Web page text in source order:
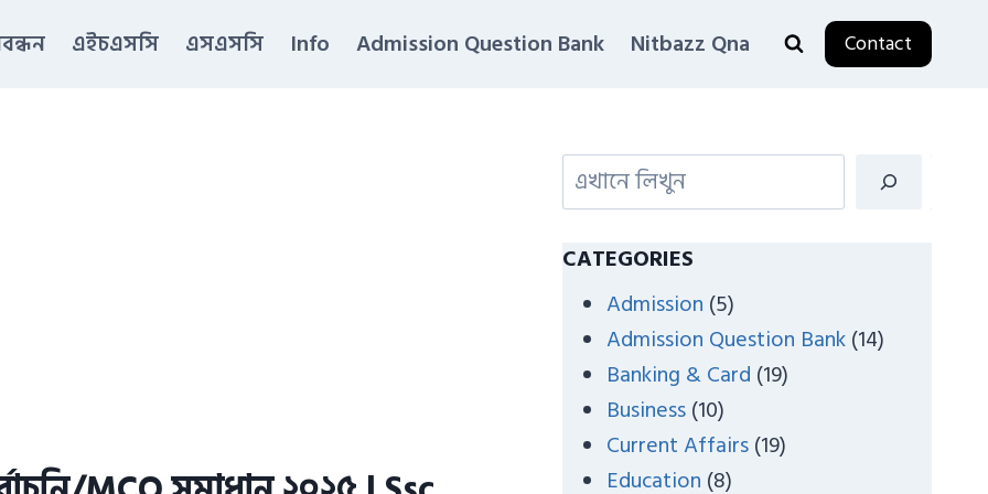
এইচএসসি এসএসসি Info Admission Question Bank Nitbazz Qna Contact
e
h
CATEGORIES
Admission (5)
Admission Question Bank(14)
Banking & Card (19)
Business(10)
Current Affairs(19)
Education (8)